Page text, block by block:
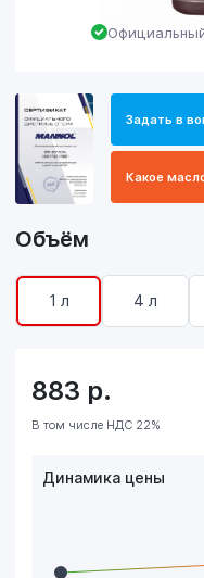
Задать в
Какое
Объём
1 л 4 л
883 р.
В том числе НДС 22%
Динамика цены